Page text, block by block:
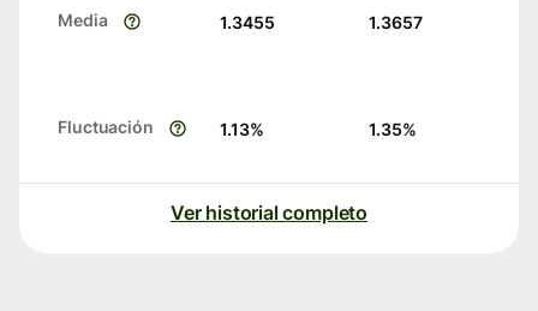
Media 1.3455 1.3657
Fluctuación 1.13% 1.35%
Ver historial completo